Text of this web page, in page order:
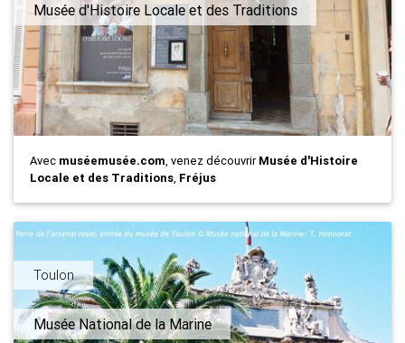
Musée d'Histoire Locale et des Traditions
Avec muséemusée.com, venez découvrirMusée d'Histoire
Locale et des Traditions, Fréjus
Toulon
Musée National de la Marine